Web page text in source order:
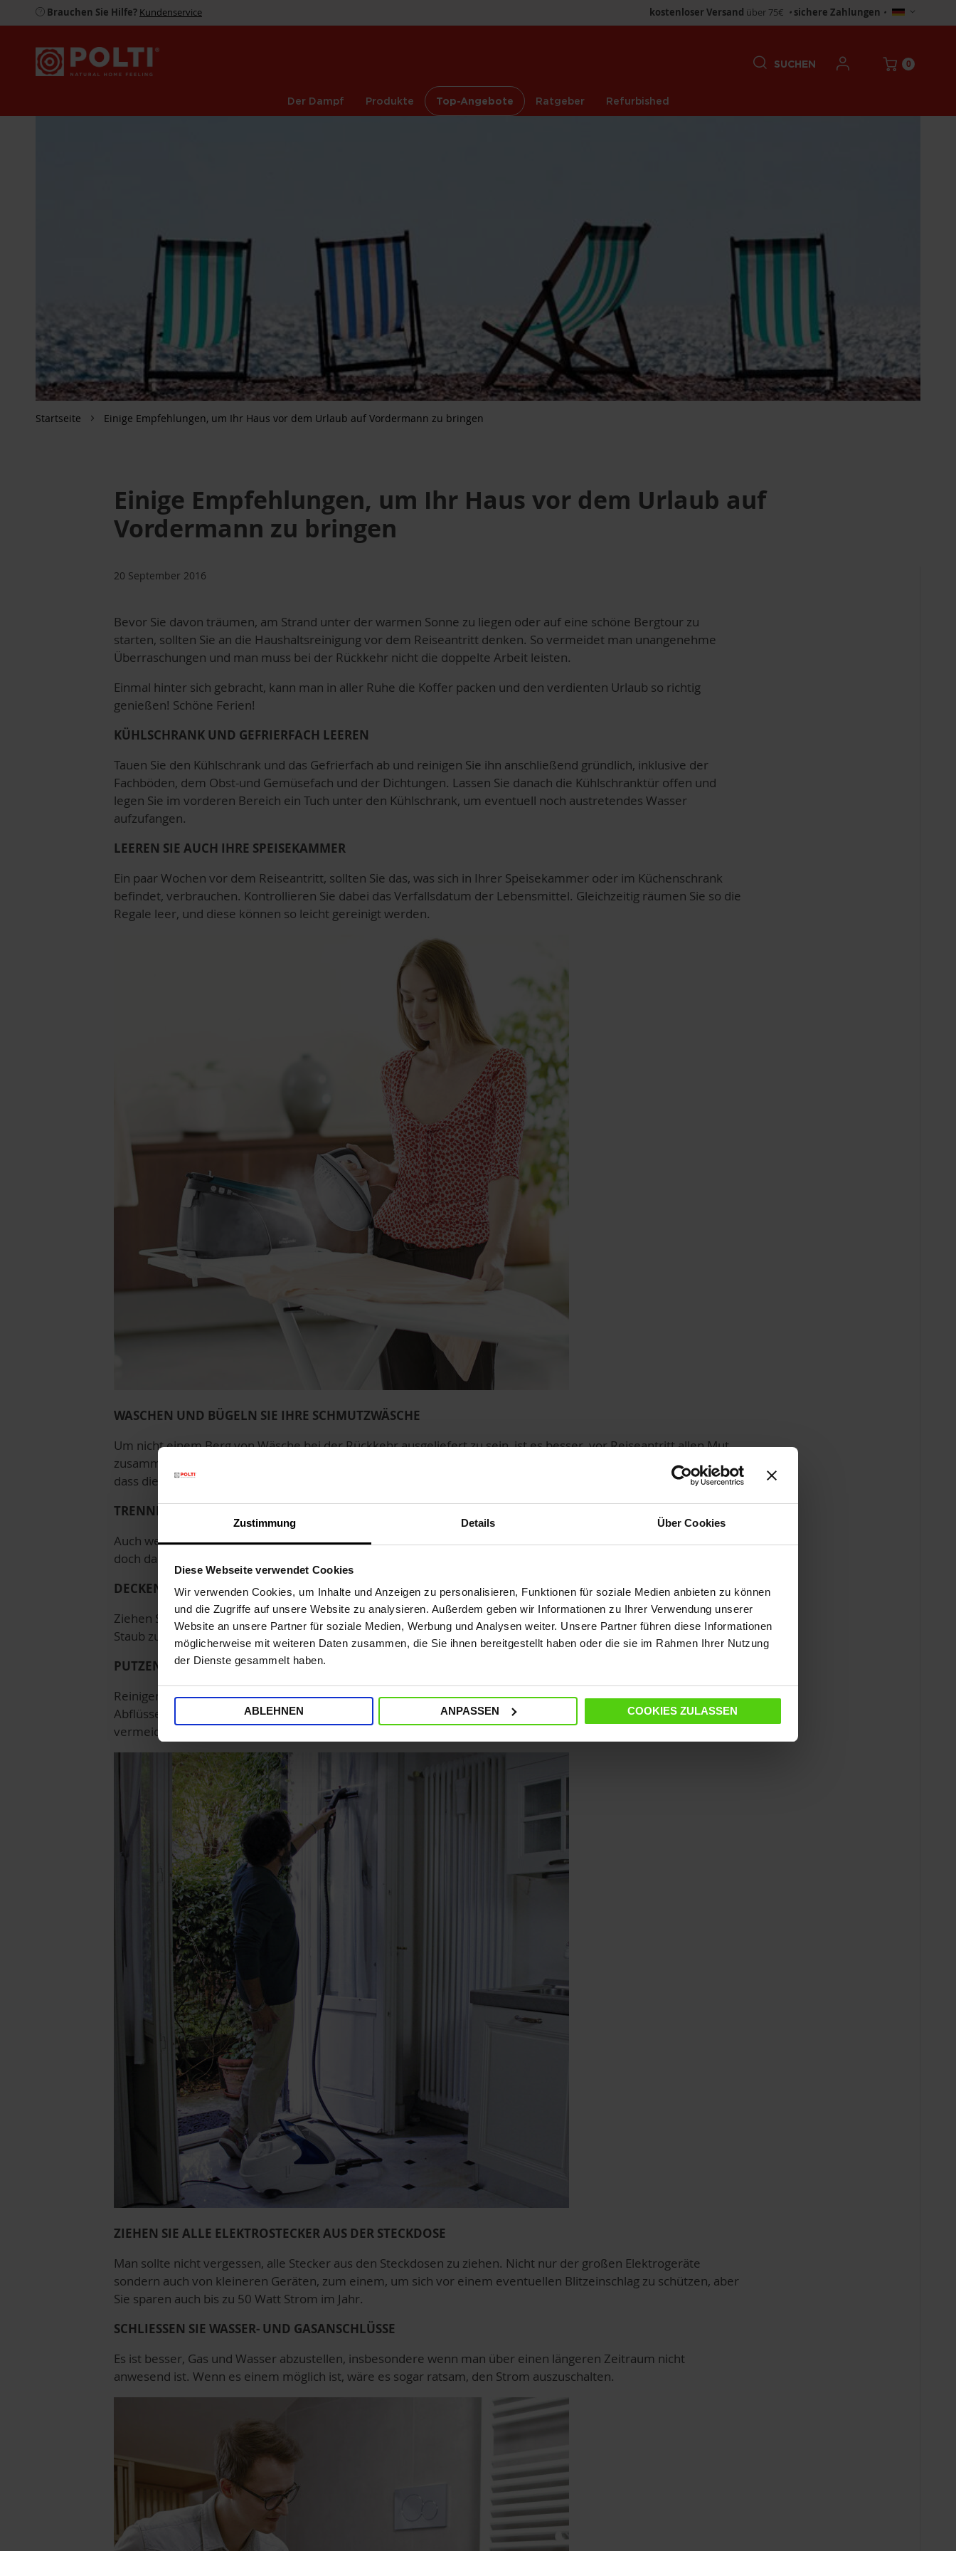
Zustimmung Details Über Cookies
Diese Webseite verwendet Cookies
Wir verwenden Cookies, um Inhalte und Anzeigen zu personalisieren, Funktionen für soziale Medien anbieten zu können
und die Zugriffe auf unsere Website zu analysieren. Außerdem geben wir Informationen zu Ihrer Verwendung unserer
Website an unsere Partner für soziale Medien, Werbung und Analysen weiter. Unsere Partner führen diese Informationen
möglicherweise mit weiteren Daten zusammen, die Sie ihnen bereitgestellt haben oder die sie im Rahmen Ihrer Nutzung
der Dienste gesammelt haben.
ABLEHNEN ANPASSEN COOKIES ZULASSEN
Brauchen Sie Hilfe? Kundenservice kostenloser Versand über 75€ • sichere Zahlungen • Store
wählen
Der Dampf Produkte Top-Angebote Ratgeber Refurbished
SUCHEN 0
Startseite Einige Empfehlungen, um Ihr Haus vor dem Urlaub auf Vordermann zu bringen
Einige Empfehlungen, um Ihr Haus vor dem Urlaub auf
Vordermann zu bringen
20 September 2016
Bevor Sie davon träumen, am Strand unter der warmen Sonne zu liegen oder auf eine schöne Bergtour zu
starten, sollten Sie an die Haushaltsreinigung vor dem Reiseantritt denken. So vermeidet man unangenehme
Überraschungen und man muss bei der Rückkehr nicht die doppelte Arbeit leisten.
Einmal hinter sich gebracht, kann man in aller Ruhe die Koffer packen und den verdienten Urlaub so richtig
genießen! Schöne Ferien!
KÜHLSCHRANK UND GEFRIERFACH LEEREN
Tauen Sie den Kühlschrank und das Gefrierfach ab und reinigen Sie ihn anschließend gründlich, inklusive der
Fachböden, dem Obst-und Gemüsefach und der Dichtungen. Lassen Sie danach die Kühlschranktür offen und
legen Sie im vorderen Bereich ein Tuch unter den Kühlschrank, um eventuell noch austretendes Wasser
aufzufangen.
LEEREN SIE AUCH IHRE SPEISEKAMMER
Ein paar Wochen vor dem Reiseantritt, sollten Sie das, was sich in Ihrer Speisekammer oder im Küchenschrank
befindet, verbrauchen. Kontrollieren Sie dabei das Verfallsdatum der Lebensmittel. Gleichzeitig räumen Sie so die
Regale leer, und diese können so leicht gereinigt werden.
WASCHEN UND BÜGELN SIE IHRE SCHMUTZWÄSCHE
Um nicht einem Berg von Wäsche bei der Rückkehr ausgeliefert zu sein, ist es besser, vor Reiseantritt allen Mut
zusammenzunehmen und die angefallen Schmutzwäsche zu waschen und zu bügeln. So vermeidet man auch,
dass die Schmutzwäsche muffig wird und sich dort Bakterien bilden während Ihres Urlaubs.
TRENNEN SIE SICH VON IHREM MÜLL
Auch wenn es scheint, dass es selbstverständlich, sämtliche Müllbehälter vor einem Urlaub zu leeren, wollen wir
doch darauf hinweisen. Und wenn Sie schon dabei sind, können diese auch gleich gesäubert werden.
DECKEN SIE BETT UND MÖBELPOLSTER AB
Ziehen Sie neue Bettwäsche auf und decken Sie dann das Bett und die Sofas mit großen Tüchern ab, um sie vor
Staub zu schützen.
PUTZEN SIE DIE BÄDER UND VERSCHLIESSEN SIE DIE ABFLÜSSE
Reinigen Sie das Bad und stellen Sie eine Lösung aus Wasser, Meeressalz und Bikarbonat her und füllen dies in die
Abflüsse Ihrer Sanitäranlagen. Danach sollten diese zugedeckt werden, um unangenehme Gerüche zu
vermeiden.
ZIEHEN SIE ALLE ELEKTROSTECKER AUS DER STECKDOSE
Man sollte nicht vergessen, alle Stecker aus den Steckdosen zu ziehen. Nicht nur der großen Elektrogeräte
sondern auch von kleineren Geräten, zum einem, um sich vor einem eventuellen Blitzeinschlag zu schützen, aber
Sie sparen auch bis zu 50 Watt Strom im Jahr.
SCHLIESSEN SIE WASSER- UND GASANSCHLÜSSE
Es ist besser, Gas und Wasser abzustellen, insbesondere wenn man über einen längeren Zeitraum nicht
anwesend ist. Wenn es einem möglich ist, wäre es sogar ratsam, den Strom auszuschalten.